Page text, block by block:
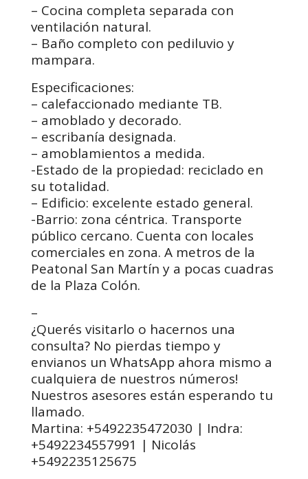
– Cocina completa separada con
ventilación natural.
– Baño completo con pediluvio y
mampara.
Especificaciones:
– calefaccionado mediante TB.
– amoblado y decorado.
– escribanía designada.
– amoblamientos a medida.
-Estado de la propiedad: reciclado en
su totalidad.
– Edificio: excelente estado general.
-Barrio: zona céntrica. Transporte
público cercano. Cuenta con locales
comerciales en zona. A metros de la
Peatonal San Martín y a pocas cuadras
de la Plaza Colón.
–
¿Querés visitarlo o hacernos una
consulta? No pierdas tiempo y
envianos un WhatsApp ahora mismo a
cualquiera de nuestros números!
Nuestros asesores están esperando tu
llamado.
Martina: +5492235472030 | Indra:
+5492234557991 | Nicolás
+5492235125675